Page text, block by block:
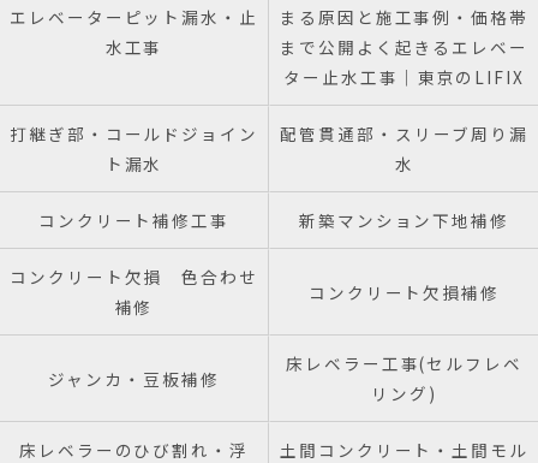
エレベーターピット漏水・止
水工事
まる原因と施工事例・価格帯
まで公開よく起きるエレベー
ター止水工事｜東京のLIFIX
打継ぎ部・コールドジョイン
ト漏水
配管貫通部・スリーブ周り漏
水
コンクリート補修工事 新築マンション下地補修
コンクリート欠損 色合わせ
補修
コンクリート欠損補修
ジャンカ・豆板補修
床レベラー工事(セルフレベ
リング)
床レベラーのひび割れ・浮
土間コンクリート・土間モル